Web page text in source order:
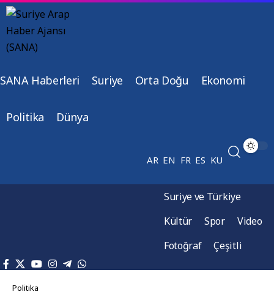
SANA Haberleri Suriye Orta Doğu Ekonomi
Politika Dünya
AR EN FR ES KU
Suriye ve Türkiye
Kültür
Spor
Video
Fotoğraf
Çeşitli
Politika